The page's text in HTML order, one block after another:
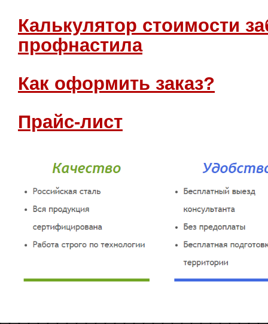
Калькулятор стоимости
профнастила
Как оформить заказ?
Прайс-лист